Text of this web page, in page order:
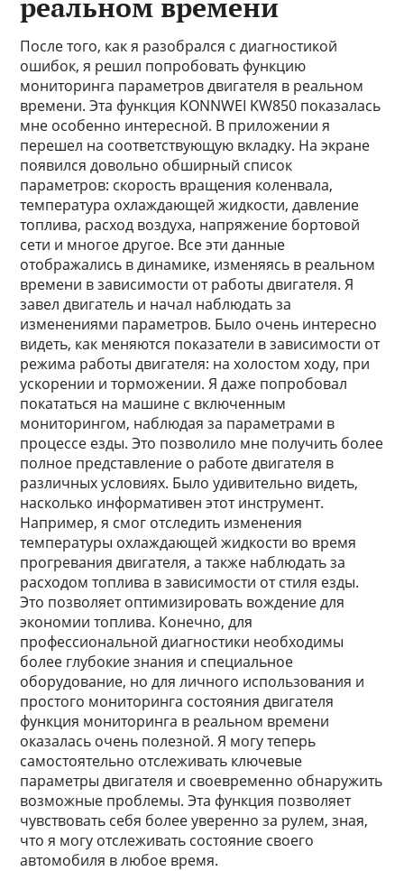
реальном времени
После того, как я разобрался с диагностикой
ошибок, я решил попробовать функцию
мониторинга параметров двигателя в реальном
времени. Эта функция KONNWEI KW850 показалась
мне особенно интересной. В приложении я
перешел на соответствующую вкладку. На экране
появился довольно обширный список
параметров: скорость вращения коленвала,
температура охлаждающей жидкости, давление
топлива, расход воздуха, напряжение бортовой
сети и многое другое. Все эти данные
отображались в динамике, изменяясь в реальном
времени в зависимости от работы двигателя. Я
завел двигатель и начал наблюдать за
изменениями параметров. Было очень интересно
видеть, как меняются показатели в зависимости от
режима работы двигателя: на холостом ходу, при
ускорении и торможении. Я даже попробовал
покататься на машине с включенным
мониторингом, наблюдая за параметрами в
процессе езды. Это позволило мне получить более
полное представление о работе двигателя в
различных условиях. Было удивительно видеть,
насколько информативен этот инструмент.
Например, я смог отследить изменения
температуры охлаждающей жидкости во время
прогревания двигателя, а также наблюдать за
расходом топлива в зависимости от стиля езды.
Это позволяет оптимизировать вождение для
экономии топлива. Конечно, для
профессиональной диагностики необходимы
более глубокие знания и специальное
оборудование, но для личного использования и
простого мониторинга состояния двигателя
функция мониторинга в реальном времени
оказалась очень полезной. Я могу теперь
самостоятельно отслеживать ключевые
параметры двигателя и своевременно обнаружить
возможные проблемы. Эта функция позволяет
чувствовать себя более уверенно за рулем, зная,
что я могу отслеживать состояние своего
автомобиля в любое время.